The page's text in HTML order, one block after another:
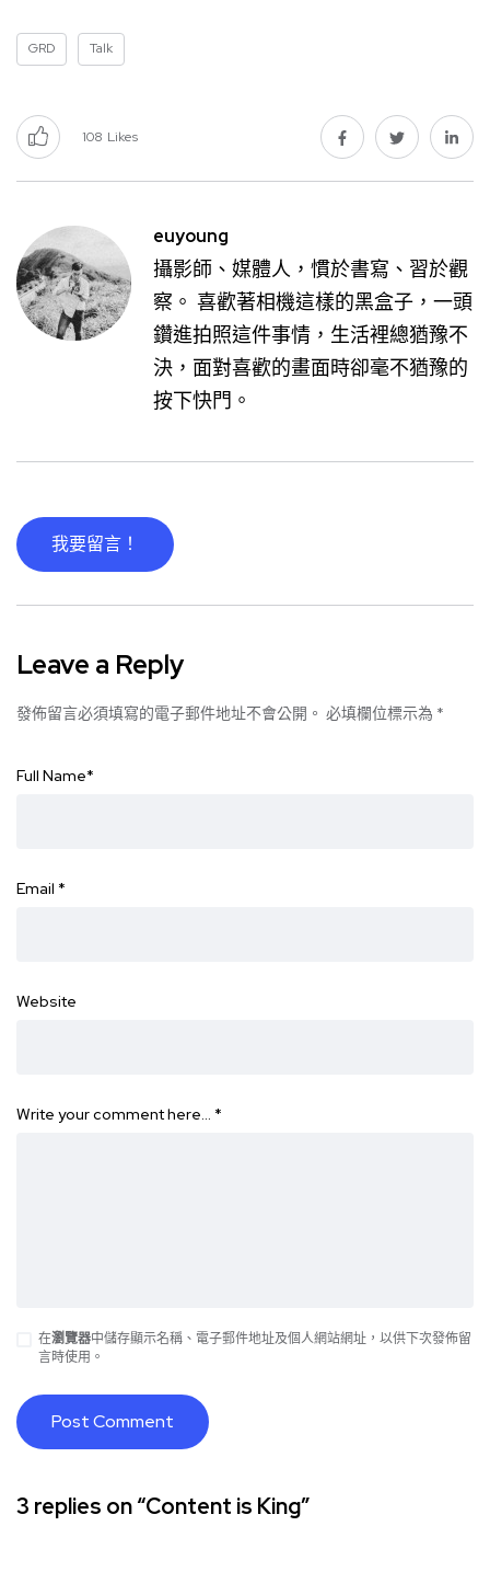
GRD Talk
108 Likes
euyoung
攝影師、媒體人，慣於書寫、習於觀
察。 喜歡著相機這樣的黑盒子，一頭
鑽進拍照這件事情，生活裡總猶豫不
決，面對喜歡的畫面時卻毫不猶豫的
按下快門。
我要留言！
Leave a Reply
發佈留言必須填寫的電子郵件地址不會公開。 必填欄位標示為 *
Full Name*
Email *
Website
Write your comment here… *
在瀏覽器中儲存顯示名稱、電子郵件地址及個人網站網址，以供下次發佈留
言時使用。
3 replies on “Content is King”